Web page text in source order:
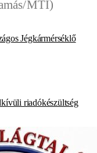
Jégkármérséklő
riadókészültség